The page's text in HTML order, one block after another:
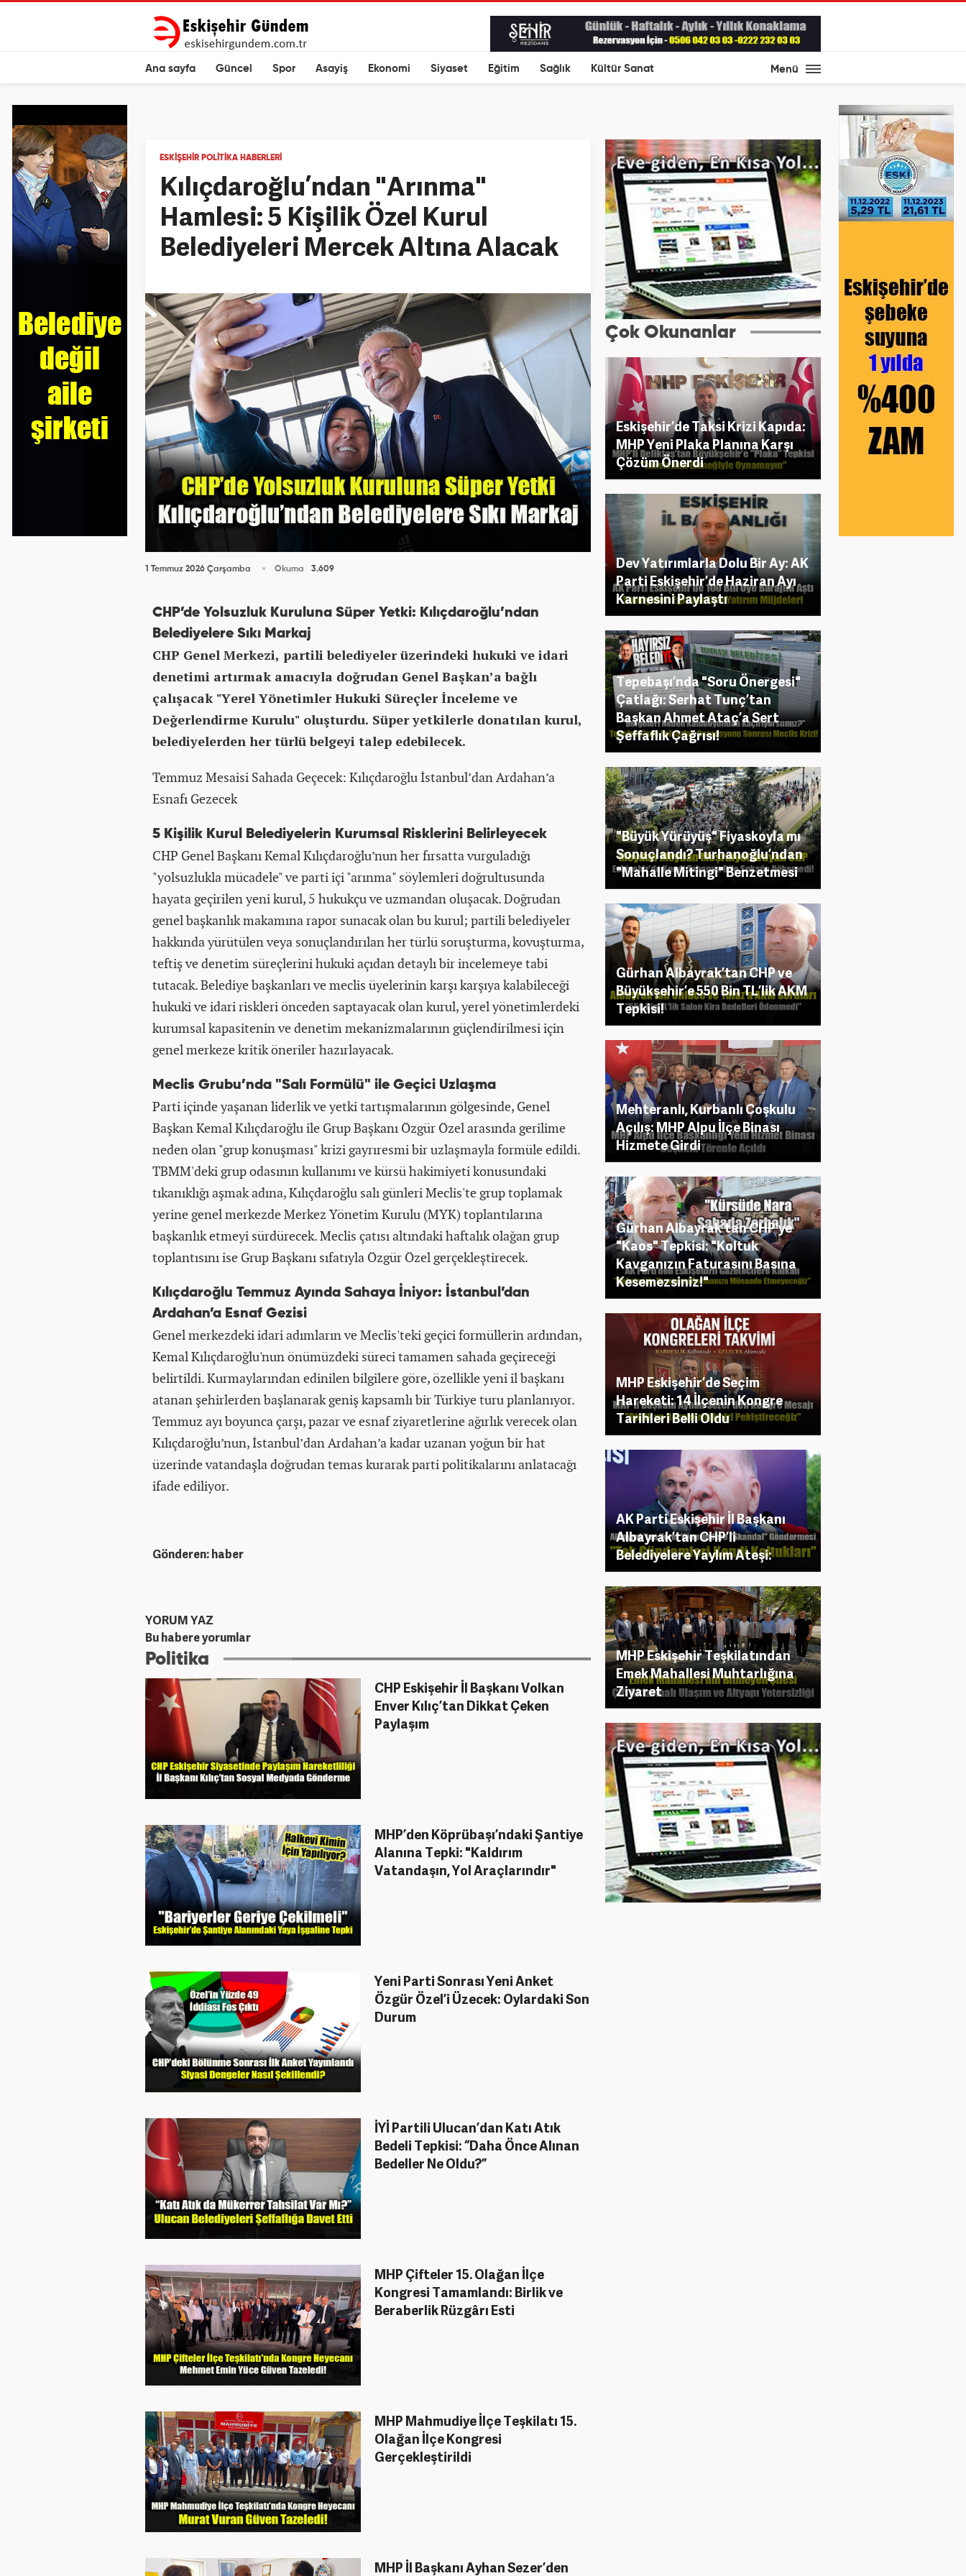
Ana sayfa Güncel Spor Asayiş Ekonomi Siyaset Eğitim Sağlık Kültür Sanat Menü
ESKIŞEHIR POLITIKA HABERLERI
Kılıçdaroğlu’ndan "Arınma"
Hamlesi: 5 Kişilik Özel Kurul
Belediyeleri Mercek Altına Alacak
1 Temmuz 2026 Çarşamba Okuma 3.609
CHP’de Yolsuzluk Kuruluna Süper Yetki: Kılıçdaroğlu’ndan
Belediyelere Sıkı Markaj
CHP Genel Merkezi, partili belediyeler üzerindeki hukuki ve idari
denetimi artırmak amacıyla doğrudan Genel Başkan’a bağlı
çalışacak "Yerel Yönetimler Hukuki Süreçler İnceleme ve
Değerlendirme Kurulu" oluşturdu. Süper yetkilerle donatılan kurul,
belediyelerden her türlü belgeyi talep edebilecek.
Temmuz Mesaisi Sahada Geçecek: Kılıçdaroğlu İstanbul’dan Ardahan’a
Esnafı Gezecek
5 Kişilik Kurul Belediyelerin Kurumsal Risklerini Belirleyecek
CHP Genel Başkanı Kemal Kılıçdaroğlu’nun her fırsatta vurguladığı
"yolsuzlukla mücadele" ve parti içi "arınma" söylemleri doğrultusunda
hayata geçirilen yeni kurul, 5 hukukçu ve uzmandan oluşacak. Doğrudan
genel başkanlık makamına rapor sunacak olan bu kurul; partili belediyeler
hakkında yürütülen veya sonuçlandırılan her türlü soruşturma, kovuşturma,
teftiş ve denetim süreçlerini hukuki açıdan detaylı bir incelemeye tabi
tutacak. Belediye başkanları ve meclis üyelerinin karşı karşıya kalabileceği
hukuki ve idari riskleri önceden saptayacak olan kurul, yerel yönetimlerdeki
kurumsal kapasitenin ve denetim mekanizmalarının güçlendirilmesi için
genel merkeze kritik öneriler hazırlayacak.
Meclis Grubu’nda "Salı Formülü" ile Geçici Uzlaşma
Parti içinde yaşanan liderlik ve yetki tartışmalarının gölgesinde, Genel
Başkan Kemal Kılıçdaroğlu ile Grup Başkanı Özgür Özel arasında gerilime
neden olan "grup konuşması" krizi gayrıresmi bir uzlaşmayla formüle edildi.
TBMM'deki grup odasının kullanımı ve kürsü hakimiyeti konusundaki
tıkanıklığı aşmak adına, Kılıçdaroğlu salı günleri Meclis'te grup toplamak
yerine genel merkezde Merkez Yönetim Kurulu (MYK) toplantılarına
başkanlık etmeyi sürdürecek. Meclis çatısı altındaki haftalık olağan grup
toplantısını ise Grup Başkanı sıfatıyla Özgür Özel gerçekleştirecek.
Kılıçdaroğlu Temmuz Ayında Sahaya İniyor: İstanbul’dan
Ardahan’a Esnaf Gezisi
Genel merkezdeki idari adımların ve Meclis'teki geçici formüllerin ardından,
Kemal Kılıçdaroğlu'nun önümüzdeki süreci tamamen sahada geçireceği
belirtildi. Kurmaylarından edinilen bilgilere göre, özellikle yeni il başkanı
atanan şehirlerden başlanarak geniş kapsamlı bir Türkiye turu planlanıyor.
Temmuz ayı boyunca çarşı, pazar ve esnaf ziyaretlerine ağırlık verecek olan
Kılıçdaroğlu’nun, İstanbul’dan Ardahan’a kadar uzanan yoğun bir hat
üzerinde vatandaşla doğrudan temas kurarak parti politikalarını anlatacağı
ifade ediliyor.
Gönderen: haber
YORUM YAZ
Bu habere yorumlar
Politika
CHP Eskişehir İl Başkanı Volkan
Enver Kılıç’tan Dikkat Çeken
Paylaşım
MHP’den Köprübaşı’ndaki Şantiye
Alanına Tepki: "Kaldırım
Vatandaşın, Yol Araçlarındır"
Yeni Parti Sonrası Yeni Anket
Özgür Özel’i Üzecek: Oylardaki Son
Durum
İYİ Partili Ulucan’dan Katı Atık
Bedeli Tepkisi: “Daha Önce Alınan
Bedeller Ne Oldu?”
MHP Çifteler 15. Olağan İlçe
Kongresi Tamamlandı: Birlik ve
Beraberlik Rüzgârı Esti
MHP Mahmudiye İlçe Teşkilatı 15.
Olağan İlçe Kongresi
Gerçekleştirildi
MHP İl Başkanı Ayhan Sezer’den
Çok Okunanlar
Eskişehir’de Taksi Krizi Kapıda:
MHP Yeni Plaka Planına Karşı
Çözüm Önerdi
Dev Yatırımlarla Dolu Bir Ay: AK
Parti Eskişehir’de Haziran Ayı
Karnesini Paylaştı
Tepebaşı’nda "Soru Önergesi"
Çatlağı: Serhat Tunç’tan
Başkan Ahmet Ataç’a Sert
Şeffaflık Çağrısı!
"Büyük Yürüyüş" Fiyaskoyla mı
Sonuçlandı? Turhanoğlu’ndan
"Mahalle Mitingi" Benzetmesi
Gürhan Albayrak’tan CHP ve
Büyükşehir’e 550 Bin TL’lik AKM
Tepkisi!
Mehteranlı, Kurbanlı Coşkulu
Açılış: MHP Alpu İlçe Binası
Hizmete Girdi
Gürhan Albayrak’tan CHP’ye
"Kaos" Tepkisi: "Koltuk
Kavganızın Faturasını Basına
Kesemezsiniz!"
MHP Eskişehir’de Seçim
Hareketi: 14 İlçenin Kongre
Tarihleri Belli Oldu
AK Parti Eskişehir İl Başkanı
Albayrak’tan CHP’li
Belediyelere Yaylım Ateşi:
MHP Eskişehir Teşkilatından
Emek Mahallesi Muhtarlığına
Ziyaret